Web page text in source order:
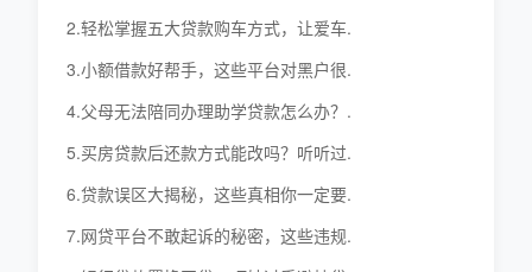
2.轻松掌握五大贷款购车方式，让爱车.
3.小额借款好帮手，这些平台对黑户很.
4.父母无法陪同办理助学贷款怎么办？.
5.买房贷款后还款方式能改吗？听听过.
6.贷款误区大揭秘，这些真相你一定要.
7.网贷平台不敢起诉的秘密，这些违规.